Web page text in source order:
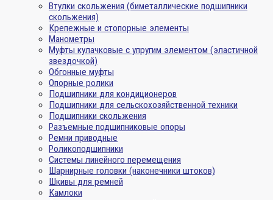
Втулки скольжения (биметаллические подшипники
скольжения)
Крепежные и стопорные элементы
Манометры
Муфты кулачковые с упругим элементом (эластичной
звездочкой)
Обгонные муфты
Опорные ролики
Подшипники для кондиционеров
Подшипники для сельскохозяйственной техники
Подшипники скольжения
Разъемные подшипниковые опоры
Ремни приводные
Роликоподшипники
Системы линейного перемещения
Шарнирные головки (наконечники штоков)
Шкивы для ремней
Камлоки